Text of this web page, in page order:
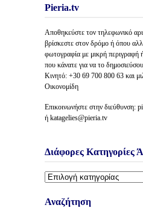
Pieria.tv
Αποθηκεύστε τον τηλεφωνικό
βρίσκεστε στον δρόμο ή όπου
φωτογραφία με μικρή περιγραφή
που κάνατε για να το
Κινητό: +30 69 700 800 63 και
Οικονομίδη
Επικοινωνήστε στην διεύθυνση:
ή katagelies@pieria.tv
Διάφορες Κατηγορίες
Διάφορες
Άρθρων
Αναζήτηση